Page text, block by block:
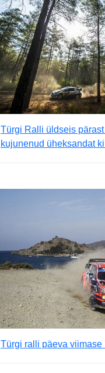
Türgi Ralli üldseis
kujunenud üheksandat
Türgi ralli päeva viimase